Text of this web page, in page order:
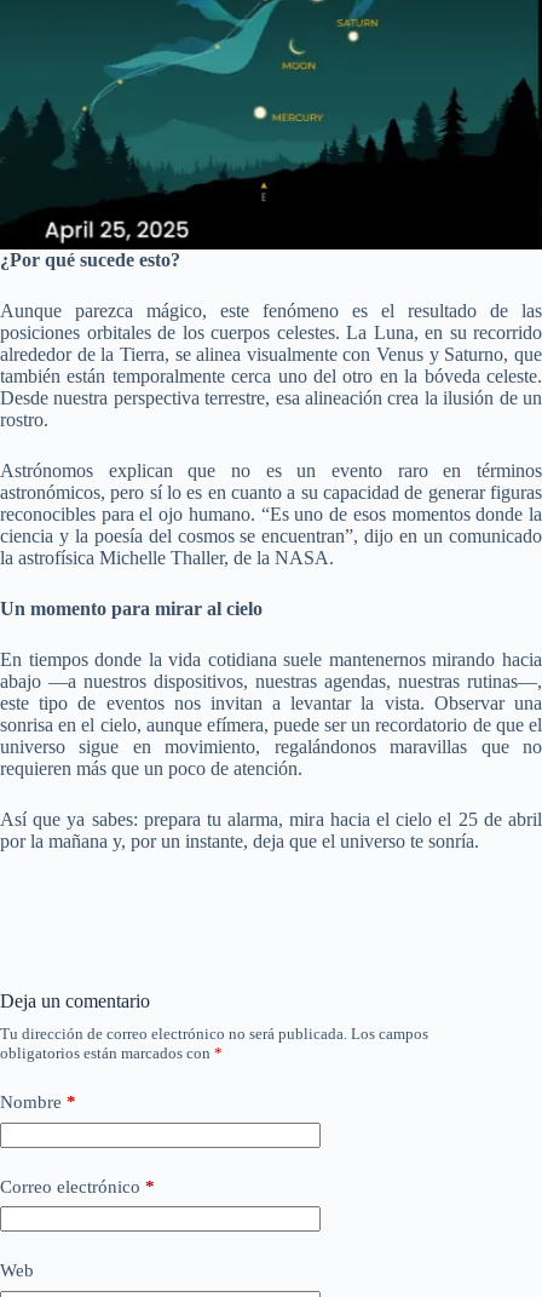
¿Por qué sucede esto?
Aunque parezca mágico, este fenómeno es el resultado de las
posiciones orbitales de los cuerpos celestes. La Luna, en su recorrido
alrededor de la Tierra, se alinea visualmente con Venus y Saturno, que
también están temporalmente cerca uno del otro en la bóveda celeste.
Desde nuestra perspectiva terrestre, esa alineación crea la ilusión de un
rostro.
Astrónomos explican que no es un evento raro en términos
astronómicos, pero sí lo es en cuanto a su capacidad de generar figuras
reconocibles para el ojo humano. “Es uno de esos momentos donde la
ciencia y la poesía del cosmos se encuentran”, dijo en un comunicado
la astrofísica Michelle Thaller, de la NASA.
Un momento para mirar al cielo
En tiempos donde la vida cotidiana suele mantenernos mirando hacia
abajo —a nuestros dispositivos, nuestras agendas, nuestras rutinas—,
este tipo de eventos nos invitan a levantar la vista. Observar una
sonrisa en el cielo, aunque efímera, puede ser un recordatorio de que el
universo sigue en movimiento, regalándonos maravillas que no
requieren más que un poco de atención.
Así que ya sabes: prepara tu alarma, mira hacia el cielo el 25 de abril
por la mañana y, por un instante, deja que el universo te sonría.
Deja un comentario
Tu dirección de correo electrónico no será publicada. Los campos
obligatorios están marcados con *
Nombre *
Correo electrónico *
Web